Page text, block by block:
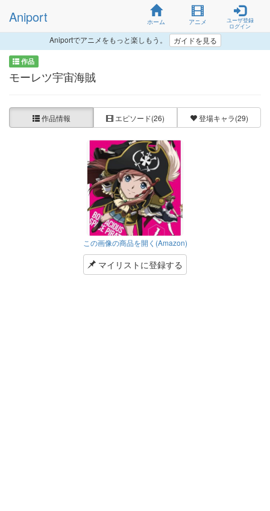
Aniport ホーム アニメ
ユーザ登録
ログイン
Aniportでアニメをもっと楽しもう。 ガイドを見る
作品
モーレツ宇宙海賊
作品情報 エピソード(26) 登場キャラ(29)
この画像の商品を開く(Amazon)
マイリストに登録する